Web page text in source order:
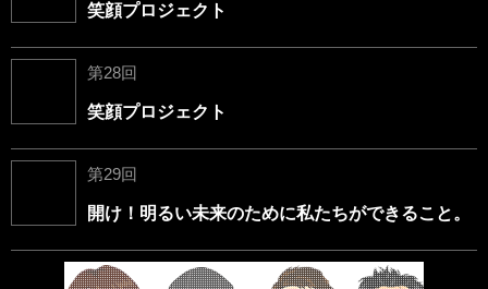
笑顔プロジェクト
第28回
笑顔プロジェクト
第29回
開け！明るい未来のために私たちができること。